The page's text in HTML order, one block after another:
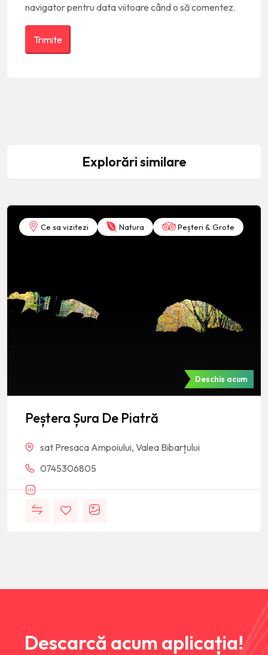
navigator pentru data viitoare când o să comentez.
Explorări similare
Ce sa vizitezi Natura Peșteri & Grote
Deschis acum
Peștera Șura De Piatră
sat Presaca Ampoiului, Valea Bibarțului
0745306805
Descarcă acum aplicația!